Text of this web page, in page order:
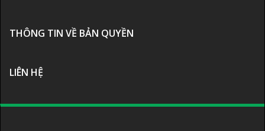
THÔNG TIN VỀ BẢN QUYỀN
LIÊN HỆ